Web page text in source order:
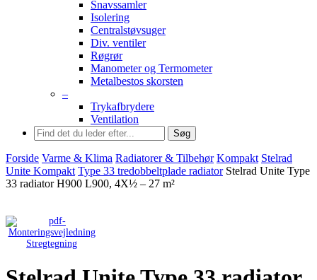
Snavssamler
Isolering
Centralstøvsuger
Div. ventiler
Røgrør
Manometer og Termometer
Metalbestos skorsten
–
Trykafbrydere
Ventilation
Søg
Forside Varme & Klima Radiatorer & Tilbehør Kompakt Stelrad
Unite Kompakt Type 33 tredobbeltplade radiator Stelrad Unite Type
33 radiator H900 L900, 4X½ – 27 m²
Stregtegning